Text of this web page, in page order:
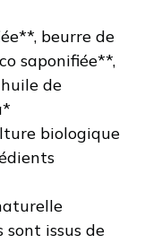
beurre de
saponifiée**,
de
biologique
issus de